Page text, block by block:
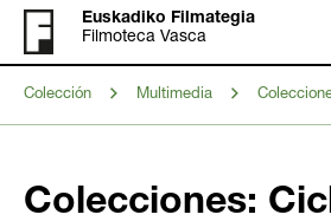
Euskadiko Filmategia
Filmoteca Vasca
Colección Multimedia
Colecciones: